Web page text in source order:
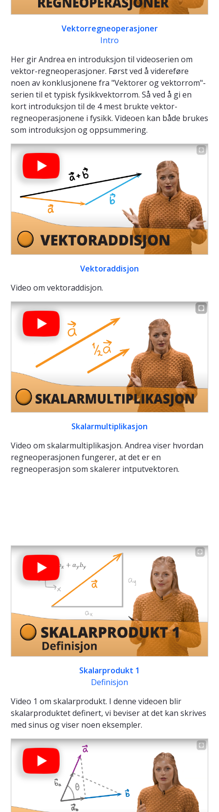
Vektorregneoperasjoner
Intro
Her gir Andrea en introduksjon til videoserien om
vektor-regneoperasjoner. Først ved å videreføre
noen av konklusjonene fra "Vektorer og vektorrom"-
serien til et typisk fysikkvektorrom. Så ved å gi en
kort introduksjon til de 4 mest brukte vektor-
regneoperasjonene i fysikk. Videoen kan både brukes
som introduksjon og oppsummering.
Vektoraddisjon
Video om vektoraddisjon.
Skalarmultiplikasjon
Video om skalarmultiplikasjon. Andrea viser hvordan
regneoperasjonen fungerer, at det er en
regneoperasjon som skalerer intputvektoren.
Skalarprodukt 1
Definisjon
Video 1 om skalarprodukt. I denne videoen blir
skalarproduktet definert, vi beviser at det kan skrives
med sinus og viser noen eksempler.